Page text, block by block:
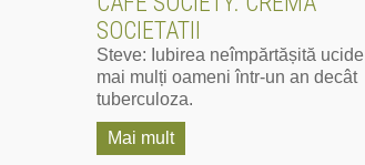
SOCIETATII
Steve: Iubirea neîmpărtășită ucide
mai mulți oameni într-un an decât
tuberculoza.
Mai mult